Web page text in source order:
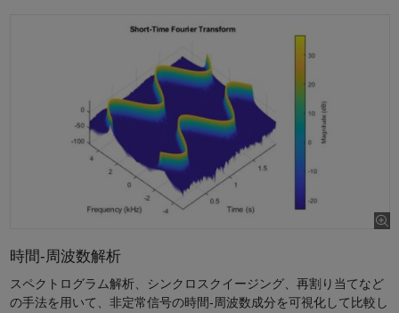
時間-周波数解析
スペクトログラム解析、シンクロスクイージング、再割り当てなど
の手法を用いて、非定常信号の時間-周波数成分を可視化して比較し